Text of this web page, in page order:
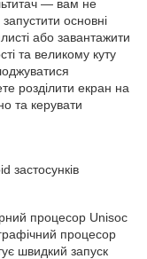
— вам не
основні
або завантажити
та великому куту
розділити екран на
та керувати
застосунків
процесор Unisoc
процесор
швидкий запуск